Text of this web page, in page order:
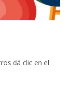
dá clic en el